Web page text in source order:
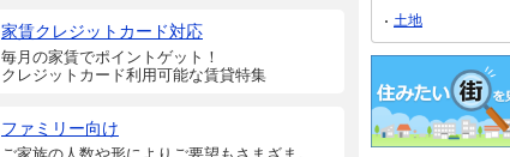
家賃クレジットカード対応
毎月の家賃でポイントゲット！
クレジットカード利用可能な賃貸特集
ファミリー向け
土地